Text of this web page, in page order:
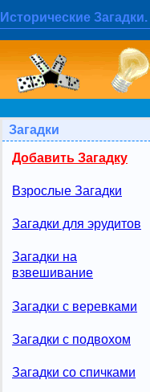
Исторические Загадки.
Загадки
Добавить Загадку
Взрослые Загадки
Загадки для эрудитов
Загадки на
взвешивание
Загадки с веревками
Загадки с подвохом
Загадки со спичками